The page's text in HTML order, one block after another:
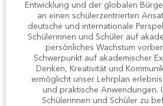
Entwicklung und der globalen
an einen schülerzentrierten
deutsche und internationale
Schülerinnen und Schüler auf
persönliches Wachstum
Schwerpunkt auf akademischer
Denken, Kreativität und
ermöglicht unser Lehrplan
und praktische Anwendungen.
Schülerinnen und Schüler zu